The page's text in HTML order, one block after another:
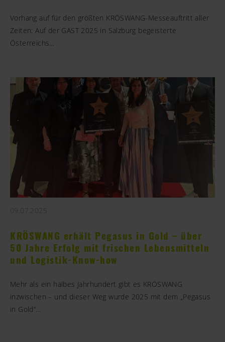
Vorhang auf für den größten KRÖSWANG-Messeauftritt aller
Zeiten: Auf der GAST 2025 in Salzburg begeisterte
Österreichs…
09.07.2025
KRÖSWANG erhält Pegasus in Gold – über
50 Jahre Erfolg mit frischen Lebensmitteln
und Logistik-Know-how
Mehr als ein halbes Jahrhundert gibt es KRÖSWANG
inzwischen – und dieser Weg wurde 2025 mit dem „Pegasus
in Gold“…